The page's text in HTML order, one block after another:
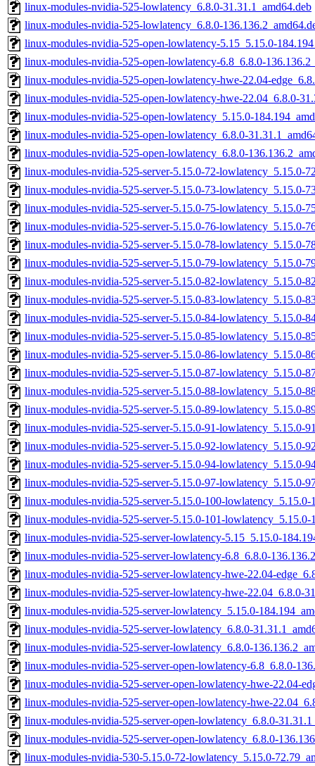
linux-modules-nvidia-525-lowlatency_6.8.0-31.31.1_amd64.deb
linux-modules-nvidia-525-lowlatency_6.8.0-
linux-modules-nvidia-525-open-lowlatency-5.15_5.15.0-
linux-modules-nvidia-525-open-lowlatency-6.8_6.8.0-
linux-modules-nvidia-525-open-lowlatency-hwe-22.04-
linux-modules-nvidia-525-open-lowlatency-hwe-22.04_6.8.0-
linux-modules-nvidia-525-open-lowlatency_5.15.0-
linux-modules-nvidia-525-open-lowlatency_6.8.0-
linux-modules-nvidia-525-open-lowlatency_6.8.0-
linux-modules-nvidia-525-server-5.15.0-72-lowlatency_5.15.0-
linux-modules-nvidia-525-server-5.15.0-73-lowlatency_5.15.0-
linux-modules-nvidia-525-server-5.15.0-75-lowlatency_5.15.0-
linux-modules-nvidia-525-server-5.15.0-76-lowlatency_5.15.0-
linux-modules-nvidia-525-server-5.15.0-78-lowlatency_5.15.0-
linux-modules-nvidia-525-server-5.15.0-79-lowlatency_5.15.0-
linux-modules-nvidia-525-server-5.15.0-82-lowlatency_5.15.0-
linux-modules-nvidia-525-server-5.15.0-83-lowlatency_5.15.0-
linux-modules-nvidia-525-server-5.15.0-84-lowlatency_5.15.0-
linux-modules-nvidia-525-server-5.15.0-85-lowlatency_5.15.0-
linux-modules-nvidia-525-server-5.15.0-86-lowlatency_5.15.0-
linux-modules-nvidia-525-server-5.15.0-87-lowlatency_5.15.0-
linux-modules-nvidia-525-server-5.15.0-88-lowlatency_5.15.0-
linux-modules-nvidia-525-server-5.15.0-89-lowlatency_5.15.0-
linux-modules-nvidia-525-server-5.15.0-91-lowlatency_5.15.0-
linux-modules-nvidia-525-server-5.15.0-92-lowlatency_5.15.0-
linux-modules-nvidia-525-server-5.15.0-94-lowlatency_5.15.0-
linux-modules-nvidia-525-server-5.15.0-97-lowlatency_5.15.0-
linux-modules-nvidia-525-server-5.15.0-100-lowlatency_5.15.0-
linux-modules-nvidia-525-server-5.15.0-101-lowlatency_5.15.0-
linux-modules-nvidia-525-server-lowlatency-5.15_5.15.0-
linux-modules-nvidia-525-server-lowlatency-6.8_6.8.0-
linux-modules-nvidia-525-server-lowlatency-hwe-22.04-
linux-modules-nvidia-525-server-lowlatency-hwe-22.04_6.8.0-
linux-modules-nvidia-525-server-lowlatency_5.15.0-
linux-modules-nvidia-525-server-lowlatency_6.8.0-
linux-modules-nvidia-525-server-lowlatency_6.8.0-
linux-modules-nvidia-525-server-open-lowlatency-6.8_6.8.0-
linux-modules-nvidia-525-server-open-lowlatency-hwe-22.04-
linux-modules-nvidia-525-server-open-lowlatency-hwe-
linux-modules-nvidia-525-server-open-lowlatency_6.8.0-
linux-modules-nvidia-525-server-open-lowlatency_6.8.0-
linux-modules-nvidia-530-5.15.0-72-lowlatency_5.15.0-